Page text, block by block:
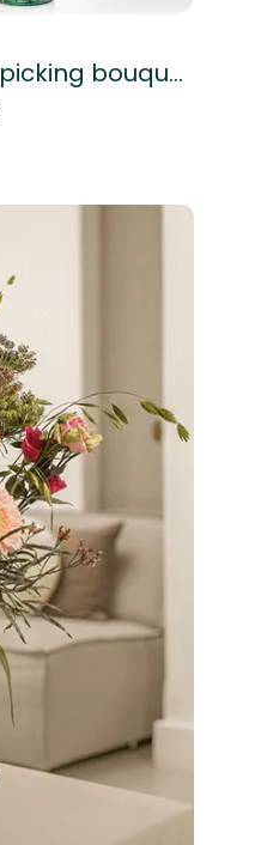
Boeket Pink picking bouquet - Florist's choice